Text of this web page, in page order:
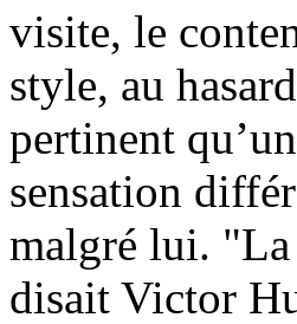
visite, le
style, au
pertinent
sensation
malgré lui. "La
disait Victor